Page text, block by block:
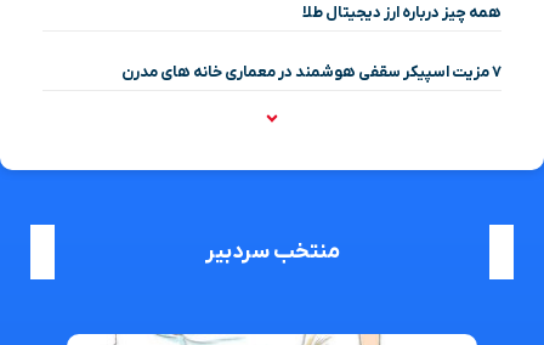
همه چیز درباره ارز دیجیتال طلا
۷ مزیت اسپیکر سقفی هوشمند در معماری خانه‌ های مدرن
منتخب سردبیر